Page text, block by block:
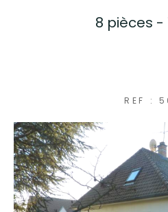
8 pièces -
REF :
EXCLUSIVITÉS